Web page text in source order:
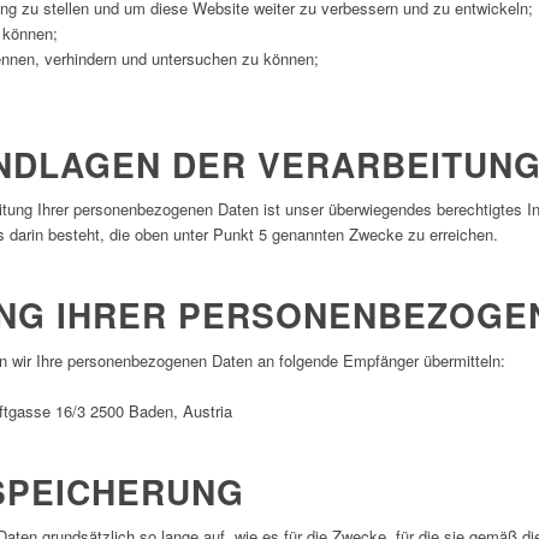
zu stellen und um diese Website weiter zu verbessern und zu entwickeln;
verhindern und untersuchen zu können;
DER
Ihrer personenbezogenen Daten ist unser überwiegendes
darin besteht, die oben unter Punkt 5 genannten Zwecke zu erreichen.
IHRER
wir Ihre personenbezogenen Daten an folgende Empfänger übermitteln:
16/3 2500 Baden, Austria